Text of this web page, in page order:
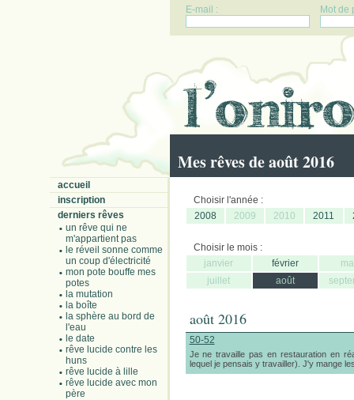
E-mail : Mot de
Mes rêves de août 2016
accueil
inscription
derniers rêves
un rêve qui ne
m'appartient pas
le réveil sonne comme
un coup d'électricité
mon pote bouffe mes
potes
la mutation
la boîte
la sphère au bord de
l'eau
le date
rêve lucide contre les
huns
rêve lucide à lille
rêve lucide avec mon
père
Choisir l'année :
2008
2009 2010 2011
Choisir le mois :
janvier
février
juillet
août
août 2016
50-52
Je ne travaille pas en restauration en
lequel je pensais y travailler). J'y mange